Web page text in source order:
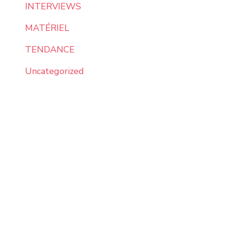
INTERVIEWS
MATÉRIEL
TENDANCE
Uncategorized